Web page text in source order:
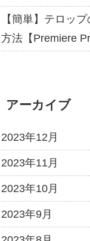
【簡単】テロッ
方法【Premiere
アーカイブ
2023年12月
2023年11月
2023年10月
2023年9月